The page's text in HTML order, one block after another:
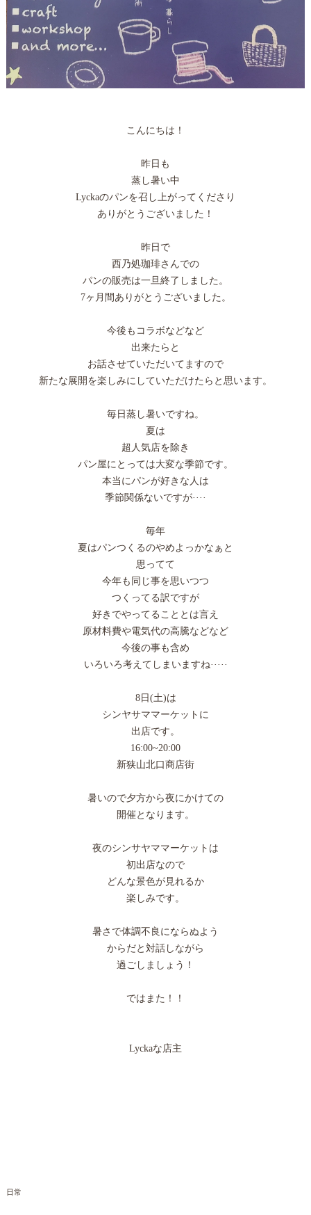
こんにちは！
昨日も
蒸し暑い中
Lyckaのパンを召し上がってくださり
ありがとうございました！
昨日で
西乃処珈琲さんでの
パンの販売は一旦終了しました。
7ヶ月間ありがとうございました。
今後もコラボなどなど
出来たらと
お話させていただいてますので
新たな展開を楽しみにしていただけたらと思います。
毎日蒸し暑いですね。
夏は
超人気店を除き
パン屋にとっては大変な季節です。
本当にパンが好きな人は
季節関係ないですが····
毎年
夏はパンつくるのやめよっかなぁと
思ってて
今年も同じ事を思いつつ
つくってる訳ですが
好きでやってることとは言え
原材料費や電気代の高騰などなど
今後の事も含め
いろいろ考えてしまいますね·····
8日(土)は
シンヤサママーケットに
出店です。
16:00~20:00
新狭山北口商店街
暑いので夕方から夜にかけての
開催となります。
夜のシンサヤママーケットは
初出店なので
どんな景色が見れるか
楽しみです。
暑さで体調不良にならぬよう
からだと対話しながら
過ごしましょう！
ではまた！！
Lyckaな店主
日常